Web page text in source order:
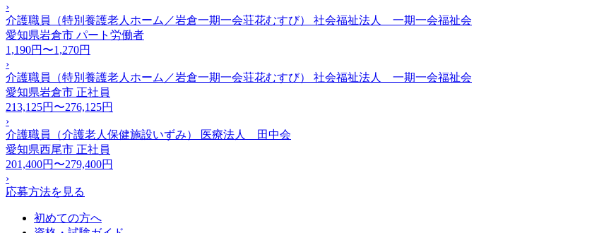
›
介護職員（特別養護老人ホーム／岩倉一期一会荘花むすび） 社会福祉法人 一期一会福祉会
愛知県岩倉市 パート労働者
1,190円〜1,270円
›
介護職員（特別養護老人ホーム／岩倉一期一会荘花むすび） 社会福祉法人 一期一会福祉会
愛知県岩倉市 正社員
213,125円〜276,125円
›
介護職員（介護老人保健施設いずみ） 医療法人 田中会
愛知県西尾市 正社員
201,400円〜279,400円
›
応募方法を見る
初めての方へ